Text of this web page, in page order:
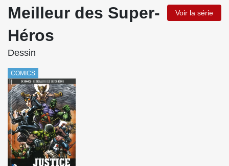
Meilleur des Super-
Héros
Voir la série
Dessin
COMICS